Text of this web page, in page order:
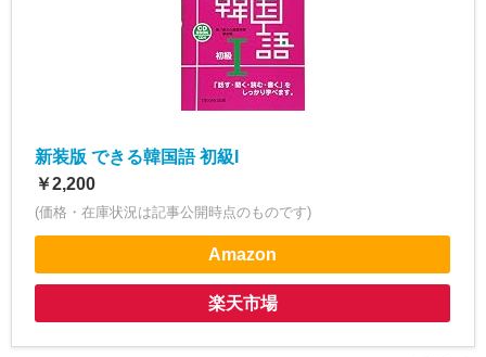
新装版 できる韓国語 初級I
￥2,200
(価格・在庫状況は記事公開時点のものです)
Amazon
楽天市場